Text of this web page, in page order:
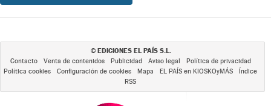
© EDICIONES EL PAÍS S.L.
Contacto Venta de contenidos Publicidad Aviso legal
Política de privacidad
Política cookies
Configuración de cookies Mapa EL PAÍS en KIOSKOyMÁS
Índice
RSS